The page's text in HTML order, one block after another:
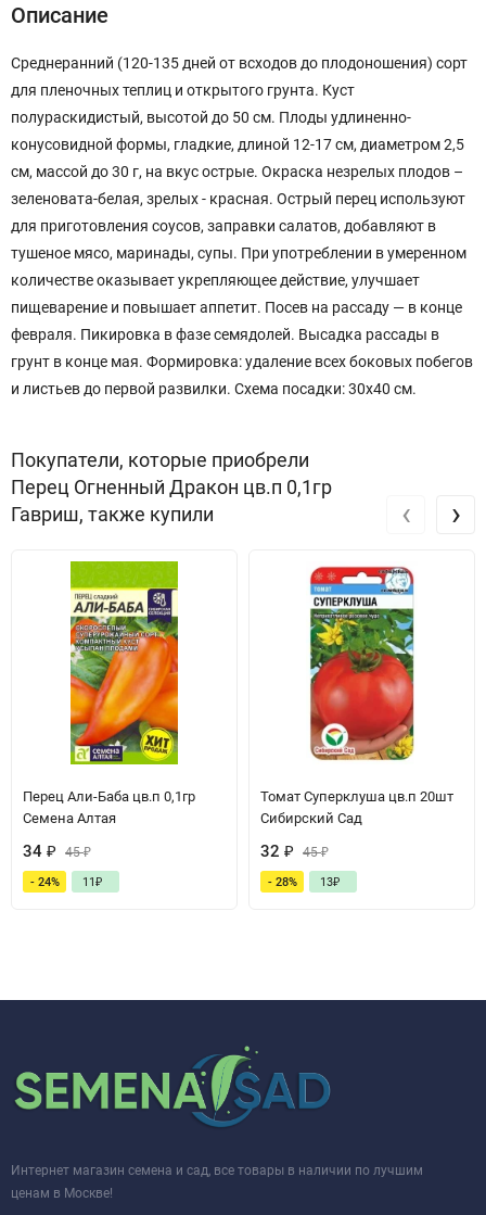
Описание
Среднеранний (120-135 дней от всходов до плодоношения) сорт
для пленочных теплиц и открытого грунта. Куст
полураскидистый, высотой до 50 см. Плоды удлиненно-
конусовидной формы, гладкие, длиной 12-17 см, диаметром 2,5
см, массой до 30 г, на вкус острые. Окраска незрелых плодов –
зеленовата-белая, зрелых - красная. Острый перец используют
для приготовления соусов, заправки салатов, добавляют в
тушеное мясо, маринады, супы. При употреблении в умеренном
количестве оказывает укрепляющее действие, улучшает
пищеварение и повышает аппетит. Посев на рассаду — в конце
февраля. Пикировка в фазе семядолей. Высадка рассады в
грунт в конце мая. Формировка: удаление всех боковых побегов
и листьев до первой развилки. Схема посадки: 30x40 см.
Покупатели, которые приобрели
Перец Огненный Дракон цв.п 0,1гр
Гавриш, также купили
Перец Али-Баба цв.п 0,1гр
Семена Алтая
34 ₽ 45₽
- 24% 11₽
Томат Суперклуша цв.п 20шт
Сибирский Сад
32 ₽ 45₽
- 28% 13₽
‹ ›
Интернет магазин семена и сад, все товары в наличии по лучшим
ценам в Москве!